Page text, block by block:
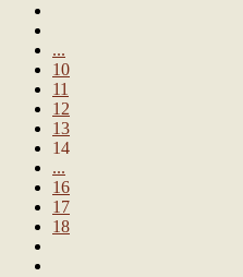
...
10
11
12
13
14
...
16
17
18